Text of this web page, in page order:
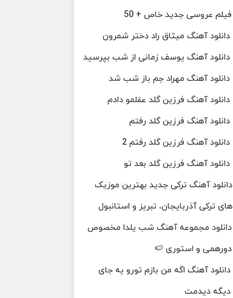
فیلم عروسی جدید خاص + 50
دانلود آهنگ میثاق راد دختر شمرون
دانلود آهنگ یوسف زمانی از شب بپرسید
دانلود آهنگ مهراد جم باز شب شد
دانلود آهنگ فرزین گلد عقلمو دادم
دانلود آهنگ فرزین گلد رفتم
دانلود آهنگ فرزین گلد رفتم 2
دانلود آهنگ فرزین گلد بعد تو
دانلود آهنگ ترکی جدید بهترین موزیک‌
های ترکی آذربایجان، تبریز و استانبول
دانلود مجموعه آهنگ شب یلدا مخصوص
دورهمی و استوری 🍉
دانلود آهنگ اگه من بازم تورو یه جای
دیگه دیدمت